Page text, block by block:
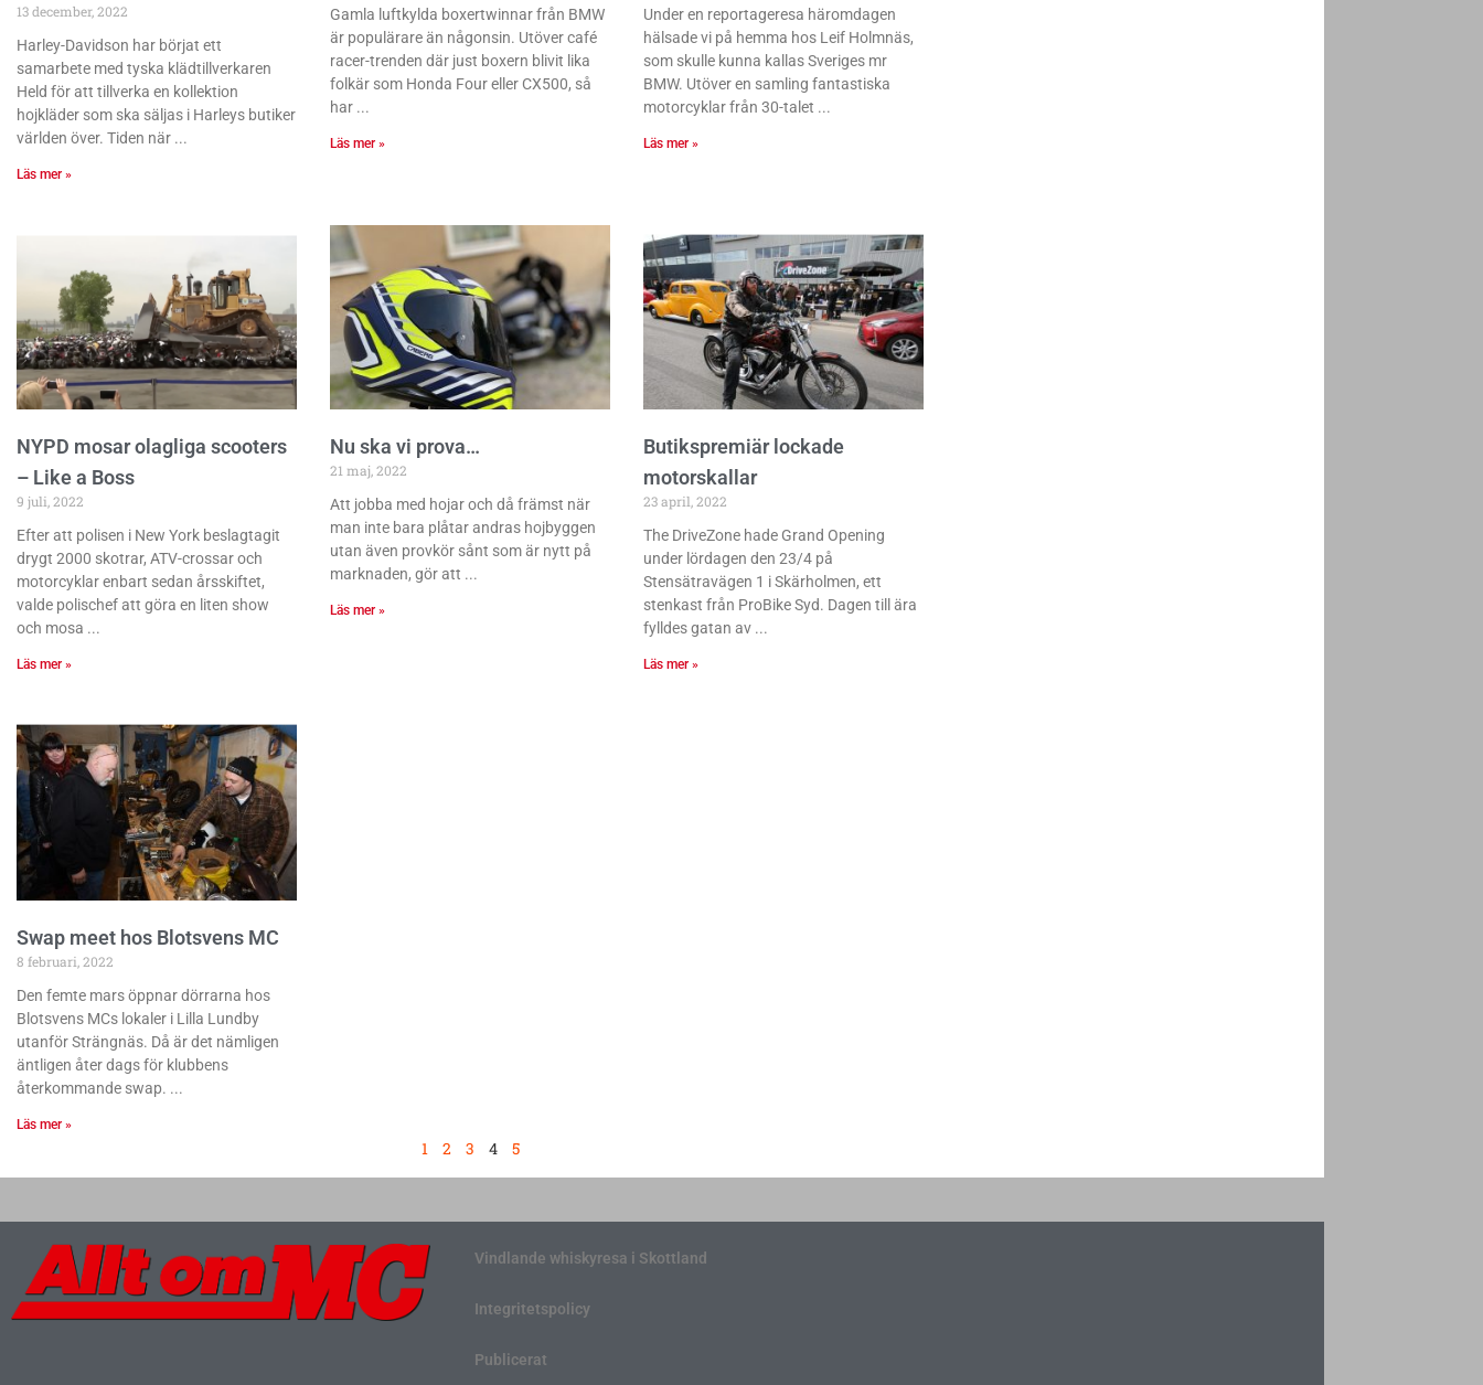
13 december, 2022
Harley-Davidson har börjat ett
samarbete med tyska klädtillverkaren
Held för att tillverka en kollektion
hojkläder som ska säljas i Harleys butiker
världen över. Tiden när
Läs mer »
Gamla luftkylda boxertwinnar från BMW
är populärare än någonsin. Utöver café
racer-trenden där just boxern blivit lika
folkär som Honda Four eller CX500, så
har
Läs mer »
Under en reportageresa häromdagen
hälsade vi på hemma hos Leif Holmnäs,
som skulle kunna kallas Sveriges mr
BMW. Utöver en samling fantastiska
motorcyklar från 30-talet
Läs mer »
NYPD mosar olagliga scooters
– Like a Boss
9 juli, 2022
Efter att polisen i New York beslagtagit
drygt 2000 skotrar, ATV-crossar och
motorcyklar enbart sedan årsskiftet,
valde polischef att göra en liten show
och mosa
Läs mer »
Nu ska vi prova…
21 maj, 2022
Att jobba med hojar och då främst när
man inte bara plåtar andras hojbyggen
utan även provkör sånt som är nytt på
marknaden, gör att
Läs mer »
Butikspremiär lockade
motorskallar
23 april, 2022
The DriveZone hade Grand Opening
under lördagen den 23/4 på
Stensätravägen 1 i Skärholmen, ett
stenkast från ProBike Syd. Dagen till ära
fylldes gatan av
Läs mer »
Swap meet hos Blotsvens MC
8 februari, 2022
Den femte mars öppnar dörrarna hos
Blotsvens MCs lokaler i Lilla Lundby
utanför Strängnäs. Då är det nämligen
äntligen åter dags för klubbens
återkommande swap.
Läs mer »
1 2 3 4 5
Vindlande whiskyresa i Skottland
Integritetspolicy
Publicerat